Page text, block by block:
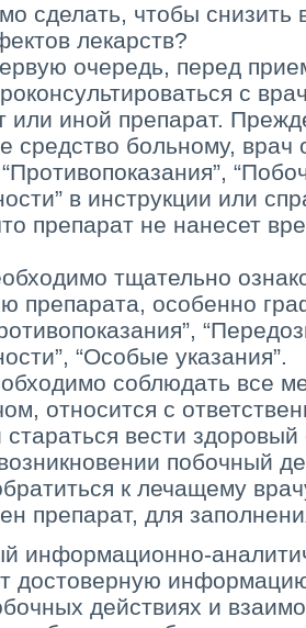
сделать, чтобы снизить
лекарств?
очередь, перед
с
или иной препарат.
средство больному,
в инструкции или
препарат не нанесет
тщательно
препарата, особенно
“Особые указания”.
соблюдать все
относится с
стараться вести
побочный
к лечащему
препарат, для
информационно-
достоверную
действиях и